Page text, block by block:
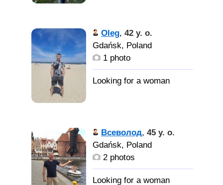
Oleg, 42 y. o.
Gdańsk, Poland
1 photo
Всеволод, 45 y. o.
Gdańsk, Poland
2 photos